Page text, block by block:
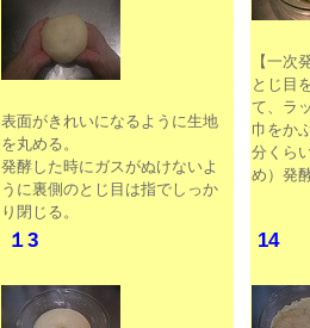
表面がきれいになるように生地
を丸める。
発酵した時にガスがぬけないよ
うに裏側のとじ目は指でしっか
り閉じる。
【一次
とじ目
て、ラ
巾をか
分くら
め）発
１3 14